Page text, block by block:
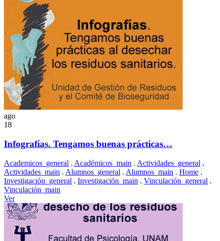
ago
18
Infografías. Tengamos buenas prácticas…
Academicos_general . Académicos_main . Actividades_general .
Actividades_main . Alumnos_general . Alumnos_main . Home .
Investigación_general . Investigación_main . Vinculación_general .
Vinculación_main
Ver